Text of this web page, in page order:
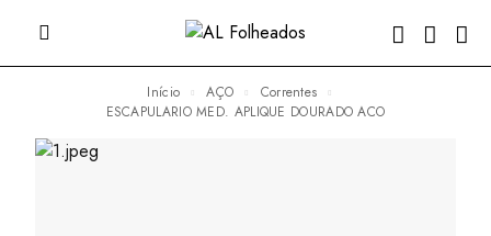
Início AÇO
Correntes
ESCAPULARIO MED. APLIQUE DOURADO ACO